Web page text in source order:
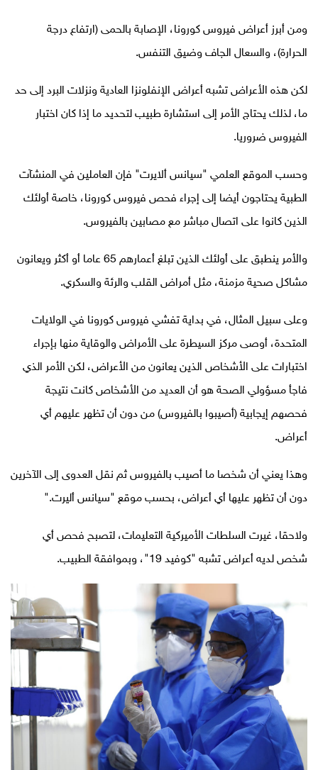
ومن أبرز أعراض فيروس كورونا، الإصابة بالحمى (ارتفاع درجة
الحرارة)، والسعال الجاف وضيق التنفس.
لكن هذه الأعراض تشبه أعراض الإنفلونزا العادية ونزلات البرد إلى حد
ما، لذلك يحتاج الأمر إلى استشارة طبيب لتحديد ما إذا كان اختبار
الفيروس ضروريا.
وحسب الموقع العلمي "سيانس ألايرت" فإن العاملين في المنشآت
الطبية يحتاجون أيضا إلى إجراء فحص فيروس كورونا، خاصة أولئك
الذين كانوا على اتصال مباشر مع مصابين بالفيروس.
والأمر ينطبق على أولئك الذين تبلغ أعمارهم 65 عاما أو أكثر ويعانون
مشاكل صحية مزمنة، مثل أمراض القلب والرئة والسكري.
وعلى سبيل المثال، في بداية تفشي فيروس كورونا في الولايات
المتحدة، أوصى مركز السيطرة على الأمراض والوقاية منها بإجراء
اختبارات على الأشخاص الذين يعانون من الأعراض، لكن الأمر الذي
فاجأ مسؤولي الصحة هو أن العديد من الأشخاص كانت نتيجة
فحصهم إيجابية (أصيبوا بالفيروس) من دون أن تظهر عليهم أي
أعراض.
وهذا يعني أن شخصا ما أصيب بالفيروس ثم نقل العدوى إلى الآخرين
دون أن تظهر عليها أي أعراض، بحسب موقع "سيانس أليرت".
ولاحقا، غيرت السلطات الأميركية التعليمات، لتصبح فحص أي
شخص لديه أعراض تشبه "كوفيد 19"، وبموافقة الطبيب
.